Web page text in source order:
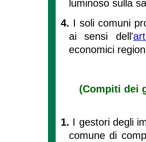
luminoso sulla
4. I soli comuni
ai sensi dell'
economici
(Compiti dei
1. I gestori degli
comune di